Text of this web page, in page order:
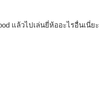
แล้วไปเล่นยี่ห้ออะไรอื่นเนี่ยะ